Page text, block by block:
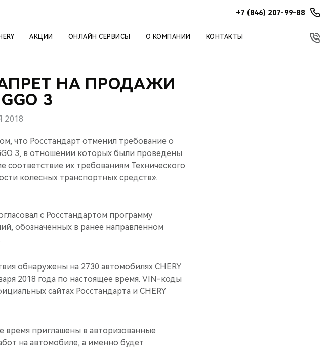
+7 (846) 207-99-88
АКЦИИ ОНЛАЙН СЕРВИСЫ О КОМПАНИИ КОНТАКТЫ
НА ПРОДАЖИ
3
2018
Росстандарт отменил требование о
3, в отношении которых были проведены
их требованиям Технического
колесных транспортных средств».
с Росстандартом программу
обозначенных в ранее направленном
обнаружены на 2730 автомобилях CHERY
2018 года по настоящее время. VIN-коды
сайтах Росстандарта и CHERY
приглашены в авторизованные
на автомобиле, а именно будет